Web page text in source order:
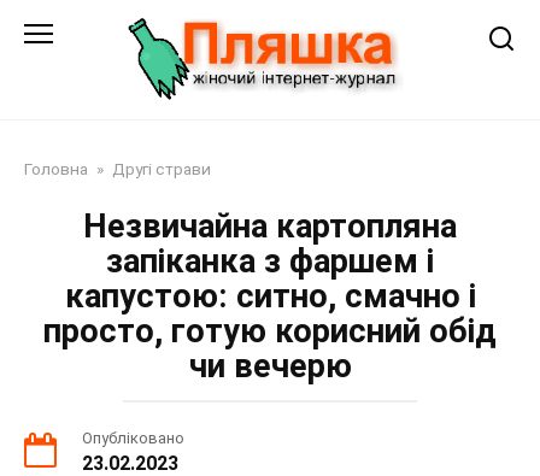
Головна » Другі страви
Незвичайна картопляна
запіканка з фаршем і
капустою: ситно, смачно і
просто, готую корисний обід
чи вечерю
Опубліковано
23.02.2023